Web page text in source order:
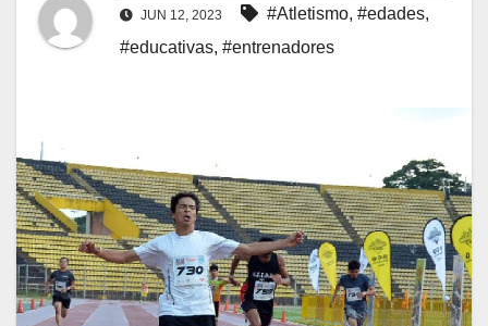
JUN 12, 2023 #Atletismo, #edades,
#educativas, #entrenadores